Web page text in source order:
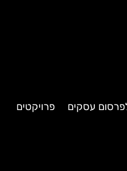
לפרסום עסקים פרויקטים